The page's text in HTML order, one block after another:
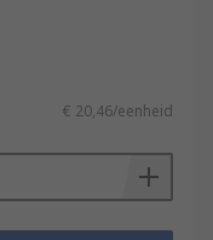
€ 20,46/eenheid